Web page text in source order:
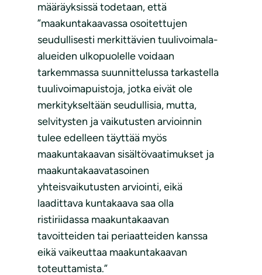
määräyksissä todetaan, että
”maakuntakaavassa osoitettujen
seudullisesti merkittävien tuulivoimala-
alueiden ulkopuolelle voidaan
tarkemmassa suunnittelussa tarkastella
tuulivoimapuistoja, jotka eivät ole
merkitykseltään seudullisia, mutta,
selvitysten ja vaikutusten arvioinnin
tulee edelleen täyttää myös
maakuntakaavan sisältövaatimukset ja
maakuntakaavatasoinen
yhteisvaikutusten arviointi, eikä
laadittava kuntakaava saa olla
ristiriidassa maakuntakaavan
tavoitteiden tai periaatteiden kanssa
eikä vaikeuttaa maakuntakaavan
toteuttamista.”